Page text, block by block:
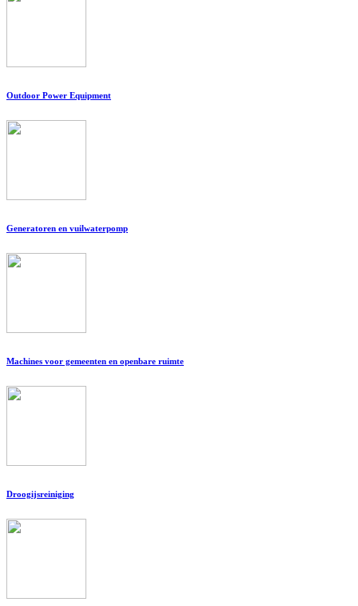
Outdoor Power Equipment
Generatoren en vuilwaterpomp
Machines voor gemeenten en openbare ruimte
Droogijsreiniging